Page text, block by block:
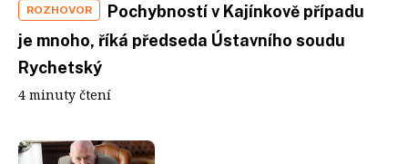
ROZHOVOR
Pochybností v Kajínkově případu
je mnoho, říká předseda Ústavního soudu
Rychetský
4 minuty čtení